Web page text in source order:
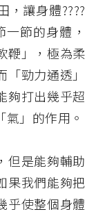
，讓身體????
節的身體，
鞭」，極為柔
勁力通透」
夠打出幾乎超
」的作用。
但是能夠輔助
果我們能夠把
乎使整個身體